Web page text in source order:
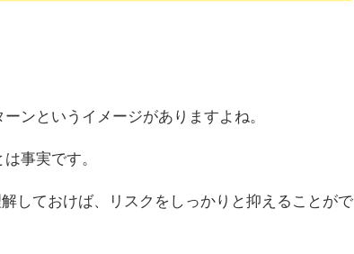
ンというイメージがありますよね。
事実です。
しておけば、リスクをしっかりと抑えることがで